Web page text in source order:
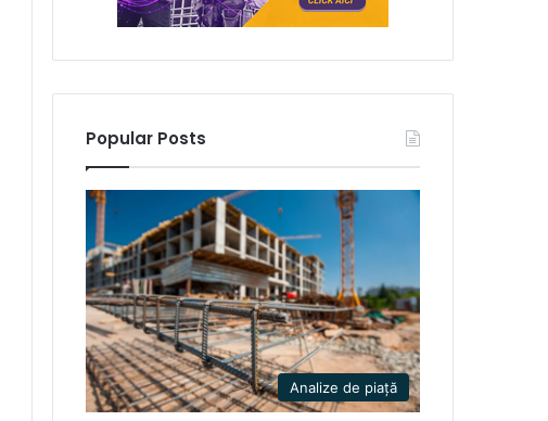
Popular Posts
Analize de piață